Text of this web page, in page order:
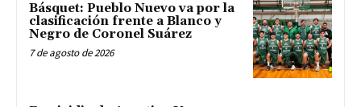
Básquet: Pueblo Nuevo va por la
clasificación frente a Blanco y
Negro de Coronel Suárez
7 de agosto de 2026